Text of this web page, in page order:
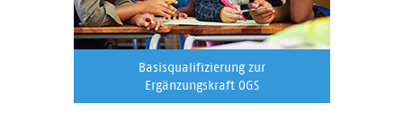
Basisqualifizierung zur
Ergänzungskraft OGS